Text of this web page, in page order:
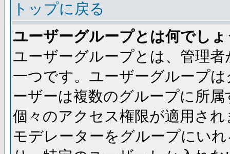
トップに戻る
ユーザーグループとは何でし
ユーザーグループとは、管理
一つです。ユーザーグループ
ーザーは複数のグループに所
個々のアクセス権限が適用さ
モデレーターをグループにい